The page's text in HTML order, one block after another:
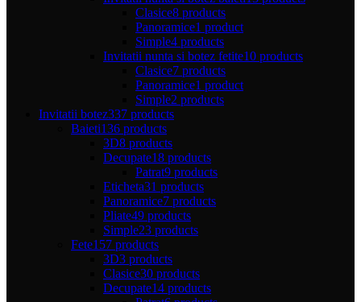
Clasice8 products
Panoramice1 product
Simple4 products
Invitatii nunta si botez fetite10 products
Clasice7 products
Panoramice1 product
Simple2 products
Invitatii botez337 products
Baieti136 products
3D8 products
Decupate18 products
Patrat9 products
Eticheta31 products
Panoramice7 products
Pliate49 products
Simple23 products
Fete157 products
3D3 products
Clasice30 products
Decupate14 products